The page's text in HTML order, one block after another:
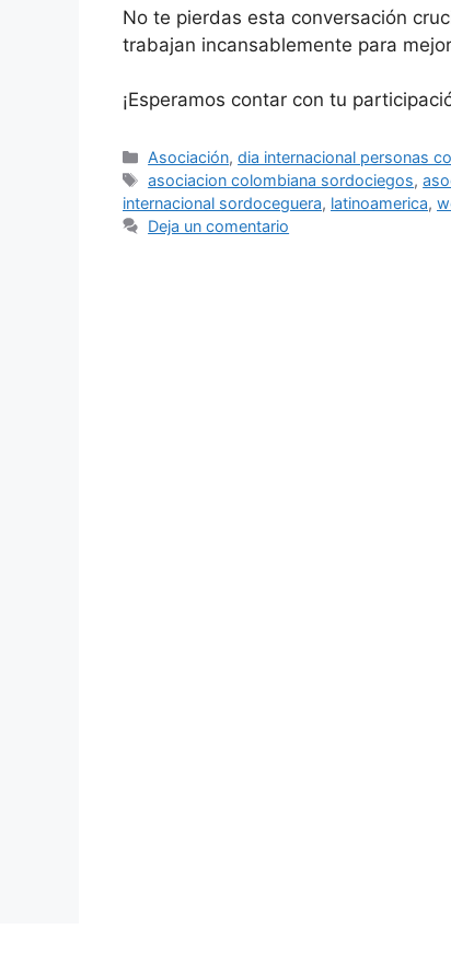
No te pierdas esta conversación
trabajan incansablemente para
¡Esperamos contar con tu
Categorías
Asociación,dia internacional personas
Etiquetas
asociacion colombiana sordociegos,
internacional sordoceguera, latinoamerica,
Deja un comentario